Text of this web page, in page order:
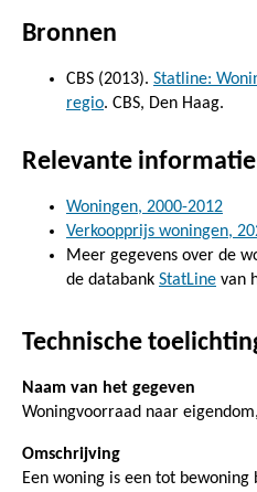
Bronnen
CBS (2013). Statline:
regio. CBS, Den Haag.
Relevante informatie
Woningen, 2000-2012
Verkoopprijs woningen,
Meer gegevens over de
de databank StatLine van
Technische
Naam van het gegeven
Woningvoorraad naar
Omschrijving
Een woning is een tot